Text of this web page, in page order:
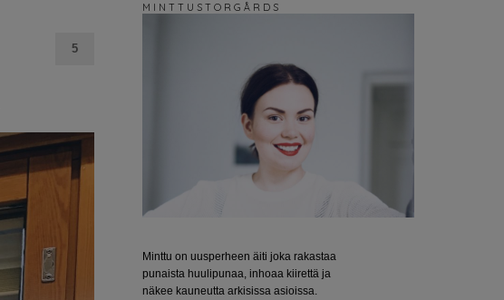
5
M I N T T U S T O R G Å R D S
Minttu on uusperheen äiti joka rakastaa
punaista huulipunaa, inhoaa kiirettä ja
näkee kauneutta arkisissa asioissa.